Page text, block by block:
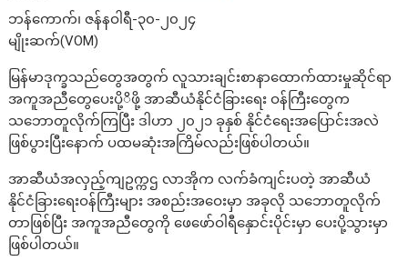
ဘန်ကောက်၊ ဇန်နဝါရီ-၃၀-၂၀၂၄
မျိုးဆက်(VOM)
မြန်မာဒုက္ခသည်တွေအတွက် လူသားချင်းစာနာထောက်ထားမှုဆိုင်ရာ
အကူအညီတွေပေးပို့ိဖို့ အာဆီယံနိုင်ငံခြားရေး ဝန်ကြီးတွေက
သဘောတူလိုက်ကြပြီး ဒါဟာ ၂၀၂၁ ခုနှစ် နိုင်ငံရေးအပြောင်းအလဲ
ဖြစ်ပွားပြီးနောက် ပထမဆုံးအကြိမ်လည်းဖြစ်ပါတယ်။
အာဆီယံအလှည့်ကျဥက္ကဌ လာအိုက လက်ခံကျင်းပတဲ့ အာဆီယံ
နိုင်ငံခြားရေးဝန်ကြီးများ အစည်းအဝေးမှာ အခုလို သဘောတူလိုက်
တာဖြစ်ပြီး အကူအညီတွေကို ဖေဖော်ဝါရီနှောင်းပိုင်းမှာ ပေးပို့သွားမှာ
ဖြစ်ပါတယ်။